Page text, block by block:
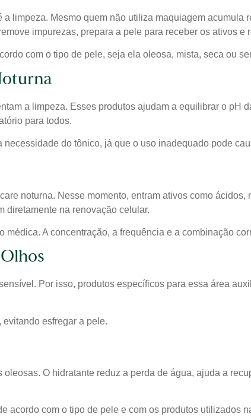
limpeza. Mesmo quem não utiliza maquiagem acumula
impurezas, prepara a pele para receber os ativos e
com o tipo de pele, seja ela oleosa, mista, seca ou
a limpeza. Esses produtos ajudam a equilibrar o pH
para todos.
do tônico, já que o uso inadequado pode
noturna. Nesse momento, entram ativos como
diretamente na renovação celular.
médica. A concentração, a frequência e a combinação
Por isso, produtos específicos para essa área
esfregar a pele.
O hidratante reduz a perda de água, ajuda a
acordo com o tipo de pele e com os produtos utilizados